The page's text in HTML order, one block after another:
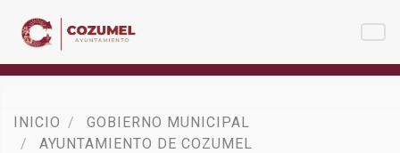
INICIO
GOBIERNO MUNICIPAL
AYUNTAMIENTO DE COZUMEL